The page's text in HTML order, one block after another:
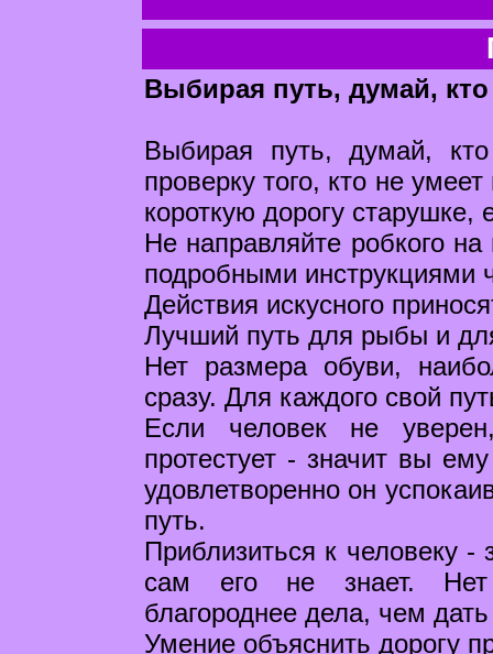
Выбирая путь, думай,
Выбирая путь, думай,
проверку того, кто не
короткую дорогу старушке,
Не направляйте робкого
подробными инструкциями
Действия искусного
Лучший путь для рыбы и
Нет размера обуви,
сразу. Для каждого свой
Если человек не
протестует - значит вы
удовлетворенно он
путь.
Приблизиться к человеку -
сам его не знает. Нет
благороднее дела, чем
Умение объяснить дорогу